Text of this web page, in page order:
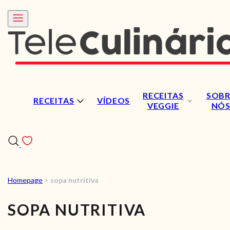
RECEITAS VÍDEOS
RECEITAS
VEGGIE
NÓS
VÍDEOS
Homepage > sopa nutritiva
SOPA NUTRITIVA